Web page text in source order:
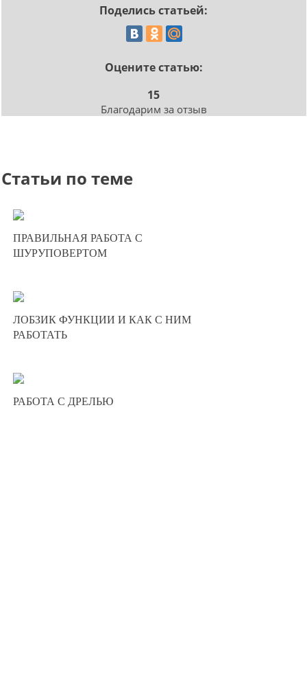
Поделись статьей:
Оцените статью:
15
Благодарим за отзыв
Статьи по теме
59
ПРАВИЛЬНАЯ РАБОТА С
ШУРУПОВЕРТОМ
21
ЛОБЗИК ФУНКЦИИ И КАК С НИМ
РАБОТАТЬ
РАБОТА С ДРЕЛЬЮ